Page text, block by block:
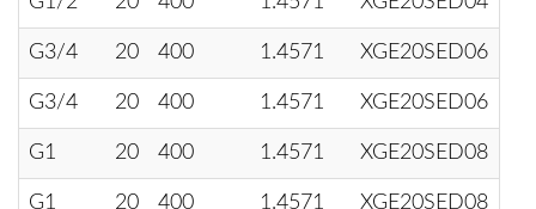
G3/4 20 400 1.4571 XGE20SED06
G3/4 20 400 1.4571 XGE20SED06
G1 20 400 1.4571 XGE20SED08
G1 20 400 1.4571 XGE20SED08